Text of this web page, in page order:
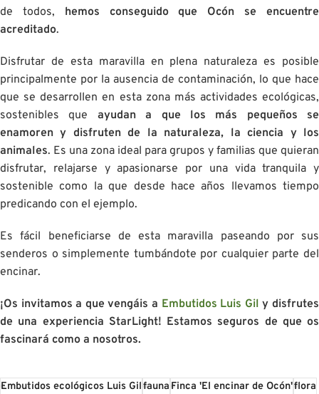
de todos, hemos conseguido que Ocón se encuentre
acreditado.
Disfrutar de esta maravilla en plena naturaleza es posible
principalmente por la ausencia de contaminación, lo que hace
que se desarrollen en esta zona más actividades ecológicas,
sostenibles que ayudan a que los más pequeños se
enamoren y disfruten de la naturaleza, la ciencia y los
animales. Es una zona ideal para grupos y familias que quieran
disfrutar, relajarse y apasionarse por una vida tranquila y
sostenible como la que desde hace años llevamos tiempo
predicando con el ejemplo.
Es fácil beneficiarse de esta maravilla paseando por sus
senderos o simplemente tumbándote por cualquier parte del
encinar.
¡Os invitamos a que vengáis a Embutidos Luis Gil y disfrutes
de una experiencia StarLight! Estamos seguros de que os
fascinará como a nosotros.
Embutidos ecológicos Luis GilfaunaFinca 'El encinar de Ocón'flora